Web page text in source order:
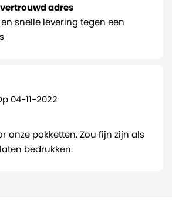
adres
snelle levering tegen een
04-11-2022
onze pakketten. Zou fijn zijn als
bedrukken.